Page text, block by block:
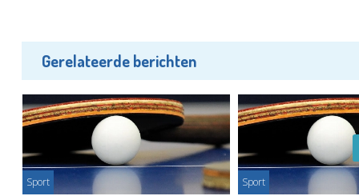
Gerelateerde berichten
Sport Sport